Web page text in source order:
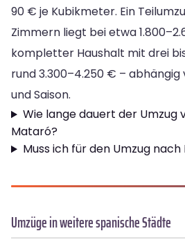
90 € je Kubikmeter. Ein
Zimmern liegt bei etwa
kompletter Haushalt mit drei
rund 3.300–4.250 € – abhängig
und Saison.
Wie lange dauert der Umzug
Mataró?
Muss ich für den Umzug
Umzüge in weitere spanische Städte